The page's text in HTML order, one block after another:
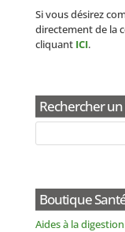
Si vous désirez
directement de la
cliquant ICI.
Rechercher
Boutique
Aides à la digestion